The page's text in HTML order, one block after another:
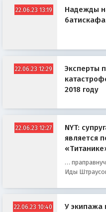
22.06.23 13:19
Надежды
22.06.23 12:29
Эксперты
2018 году
22.06.23 12:27
NYT:
является
…
Иды
22.06.23 10:40
У экипажа